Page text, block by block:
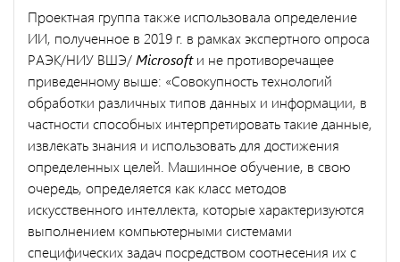
Проектная группа также использовала определение
ИИ, полученное в 2019 г. в рамках экспертного опроса
РАЭК/НИУ ВШЭ/Microsoftи не противоречащее
приведенному выше: «Cовокупность технологий
обработки различных типов данных и информации, в
частности способных интерпретировать такие данные,
извлекать знания и использовать для достижения
определенных целей. Машинное обучение, в свою
очередь, определяется как класс методов
искусственного интеллекта, которые характеризуются
выполнением компьютерными системами
специфических задач посредством соотнесения их с